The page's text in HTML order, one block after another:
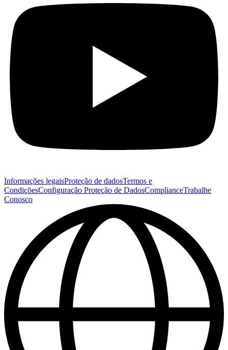
Informações legaisProteção de dadosTermos e
CondiçõesConfiguração Proteção de DadosComplianceTrabalhe
Conosco